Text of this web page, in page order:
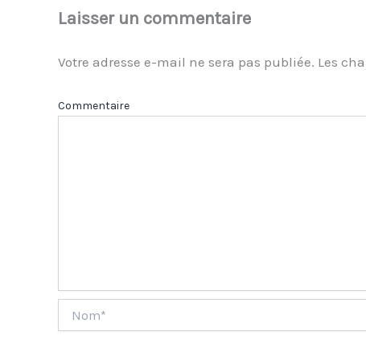
Laisser un commentaire
Votre adresse e-mail ne sera pas publiée. Les